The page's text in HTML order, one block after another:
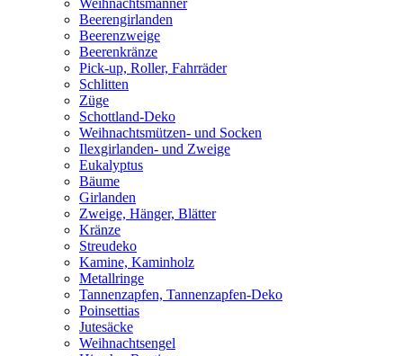
Beerengirlanden
Beerenzweige
Beerenkränze
Pick-up, Roller, Fahrräder
Schlitten
Züge
Schottland-Deko
Weihnachtsmützen- und Socken
Ilexgirlanden- und Zweige
Eukalyptus
Bäume
Girlanden
Zweige, Hänger, Blätter
Kränze
Streudeko
Kamine, Kaminholz
Metallringe
Tannenzapfen, Tannenzapfen-Deko
Poinsettias
Jutesäcke
Weihnachtsengel